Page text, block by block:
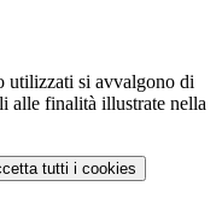
utilizzati si avvalgono di
alle finalità illustrate nella
tutti i cookies